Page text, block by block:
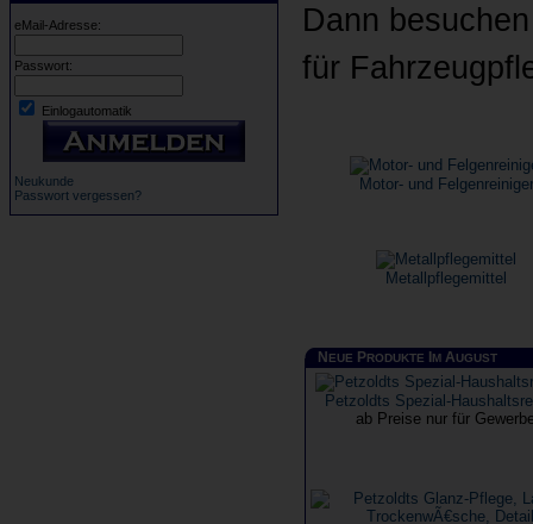
eMail-Adresse:
Passwort:
Einlogautomatik
Neukunde
Passwort vergessen?
Dann
für
Motor- und Felgenreiniger
Metallpflegemittel
N EUE PRODUKTE M AUGUST
Petzoldts Spezial-
ab Preise nur für